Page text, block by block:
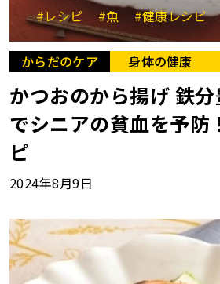
#レシピ #魚 #健康レシピ
からだのケア 身体の健康
かつおのから揚げ 鉄
でシニアの貧血を予防
ピ
2024年8月9日